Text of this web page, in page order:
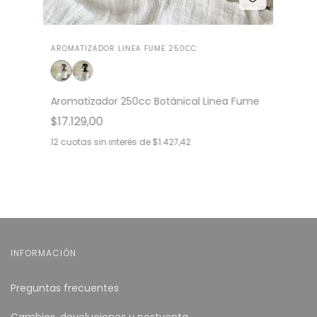
AROMATIZADOR LINEA FUME 250CC:
Aromatizador 250cc Botánical Linea Fume
$17.129,00
12 cuotas sin interés de$1.427,42
INFORMACIÓN
Preguntas frecuentes